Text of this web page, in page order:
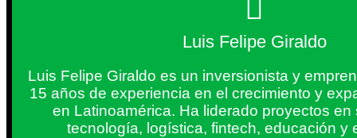
Luis Felipe Giraldo
Luis Felipe Giraldo es un inversionista y
15 años de experiencia en el crecimiento y
en Latinoamérica. Ha liderado proyectos en
tecnología, logística, fintech, educación y